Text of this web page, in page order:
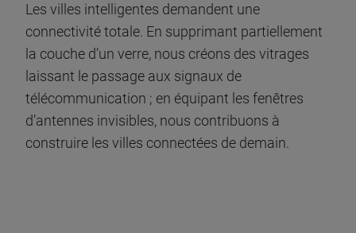
Les villes intelligentes demandent une
connectivité totale. En supprimant partiellement
la couche d’un verre, nous créons des vitrages
laissant le passage aux signaux de
télécommunication ; en équipant les fenêtres
d’antennes invisibles, nous contribuons à
construire les villes connectées de demain.